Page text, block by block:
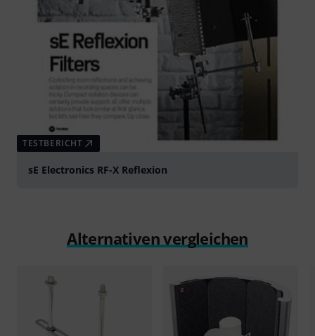
TESTBERICHT
sE Electronics RF-X Reflexion
Alternativen vergleichen